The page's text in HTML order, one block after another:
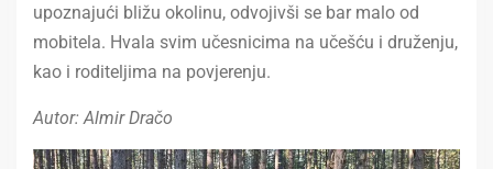
upoznajući bližu okolinu, odvojivši se bar malo od
mobitela. Hvala svim učesnicima na učešću i druženju,
kao i roditeljima na povjerenju.
Autor: Almir Dračo